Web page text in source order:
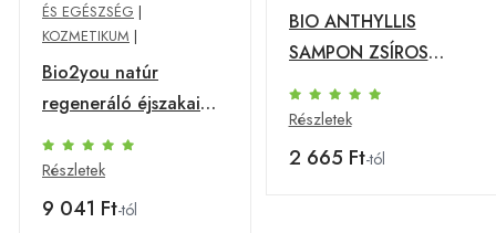
ÉS EGÉSZSÉG |
KOZMETIKUM |
Bio2you natúr
regeneráló éjszakai
arckrém
hyaluronsavval 50 ml
Részletek
9 041 Ft-tól
BIO ANTHYLLIS
SAMPON ZSÍROS
HAJRA 250 ml
Részletek
2 665 Ft-tól